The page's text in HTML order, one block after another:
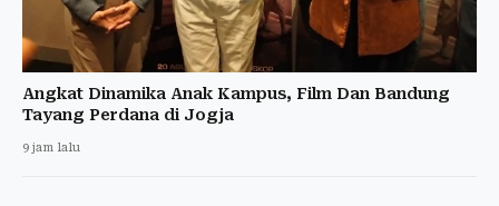
Angkat Dinamika Anak Kampus, Film Dan Bandung
Tayang Perdana di Jogja
9 jam lalu